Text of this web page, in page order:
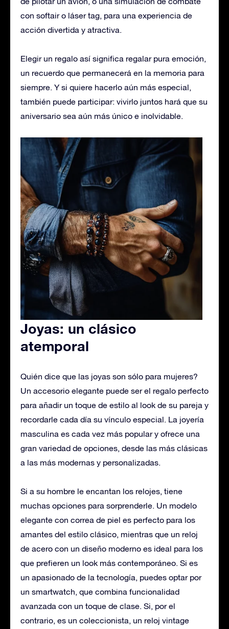
con softair o láser tag, para una experiencia de
acción divertida y atractiva.
Elegir un regalo así significa regalar pura emoción,
un recuerdo que permanecerá en la memoria para
siempre. Y si quiere hacerlo aún más especial,
también puede participar: vivirlo juntos hará que su
aniversario sea aún más único e inolvidable.
Joyas: un clásico
atemporal
Quién dice que las joyas son sólo para mujeres?
Un accesorio elegante puede ser el regalo perfecto
para añadir un toque de estilo al look de su pareja y
recordarle cada día su vínculo especial. La joyería
masculina es cada vez más popular y ofrece una
gran variedad de opciones, desde las más clásicas
a las más modernas y personalizadas.
Si a su hombre le encantan los relojes, tiene
muchas opciones para sorprenderle. Un modelo
elegante con correa de piel es perfecto para los
amantes del estilo clásico, mientras que un reloj
de acero con un diseño moderno es ideal para los
que prefieren un look más contemporáneo. Si es
un apasionado de la tecnología, puedes optar por
un smartwatch, que combina funcionalidad
avanzada con un toque de clase. Si, por el
contrario, es un coleccionista, un reloj vintage